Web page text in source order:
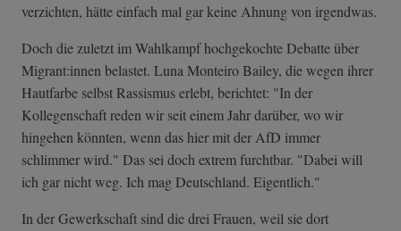
verzichten, hätte einfach mal gar keine Ahnung von irgendwas.
Doch die zuletzt im Wahlkampf hochgekochte Debatte über
Migrant:innen belastet. Luna Monteiro Bailey, die wegen ihrer
Hautfarbe selbst Rassismus erlebt, berichtet: "In der
Kollegenschaft reden wir seit einem Jahr darüber, wo wir
hingehen könnten, wenn das hier mit der AfD immer
schlimmer wird." Das sei doch extrem furchtbar. "Dabei will
ich gar nicht weg. Ich mag Deutschland. Eigentlich."
In der Gewerkschaft sind die drei Frauen, weil sie dort